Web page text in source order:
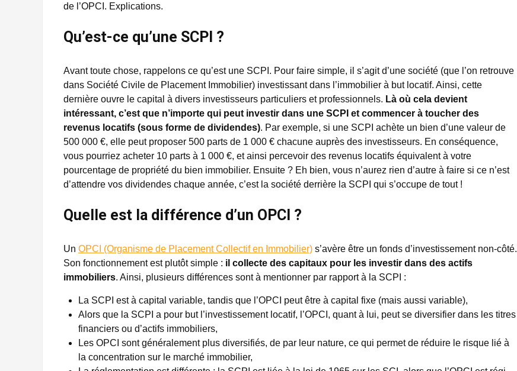
de l’OPCI. Explications.
Qu’est-ce qu’une SCPI ?
Avant toute chose, rappelons ce qu’est une SCPI. Pour faire simple, il s’agit d’une société (que l’on retrouve
dans Société Civile de Placement Immobilier) investissant dans l’immobilier à but locatif. Ainsi, cette
dernière ouvre le capital à divers investisseurs particuliers et professionnels. Là où cela devient
intéressant, c’est que n’importe qui peut investir dans une SCPI et commencer à toucher des
revenus locatifs (sous forme de dividendes). Par exemple, si une SCPI achète un bien d’une valeur de
500 000 €, elle peut proposer 500 parts de 1 000 € chacune auprès des investisseurs. En conséquence,
vous pourriez acheter 10 parts à 1 000 €, et ainsi percevoir des revenus locatifs équivalent à votre
pourcentage de propriété du bien immobilier. Ensuite ? Eh bien, vous n’aurez rien d’autre à faire si ce n’est
d’attendre vos dividendes chaque année, c’est la société derrière la SCPI qui s’occupe de tout !
Quelle est la différence d’un OPCI ?
Un OPCI (Organisme de Placement Collectif en Immobilier) s’avère être un fonds d’investissement non-côté.
Son fonctionnement est plutôt simple : il collecte des capitaux pour les investir dans des actifs
immobiliers. Ainsi, plusieurs différences sont à mentionner par rapport à la SCPI :
La SCPI est à capital variable, tandis que l’OPCI peut être à capital fixe (mais aussi variable),
Alors que la SCPI a pour but l’investissement locatif, l’OPCI, quant à lui, peut se diversifier dans les titres
financiers ou d’actifs immobiliers,
Les OPCI sont généralement plus diversifiés, de par leur nature, ce qui permet de réduire le risque lié à
la concentration sur le marché immobilier,